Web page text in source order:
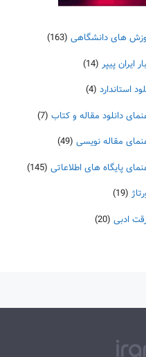
های دانشگاهی (163)
ایران پیپر (14)
استاندارد (4)
دانلود مقاله و کتاب (7)
مقاله نویسی (49)
پایگاه های اطلاعاتی (145)
(19)
ادبی (20)